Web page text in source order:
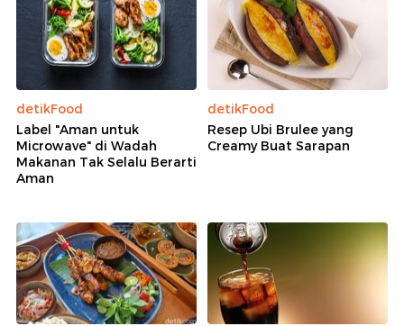
detikFood
Label "Aman untuk
Microwave" di Wadah
Makanan Tak Selalu Berarti
Aman
detikFood
Resep Ubi Brulee yang
Creamy Buat Sarapan